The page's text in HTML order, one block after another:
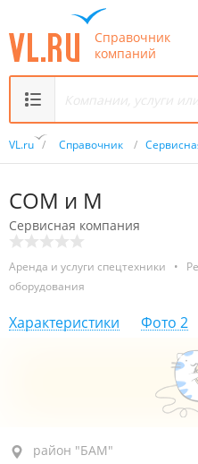
Справочник
компаний
VL.ru / Справочник /
СОМ и М
Сервисная компания
Аренда и услуги спецтехники •
оборудования
Характеристики Фото 2
район "БАМ", ул.
район "БАМ"